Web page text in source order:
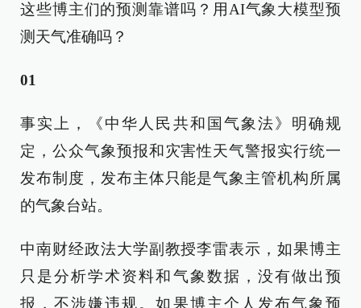
这些博主们的预测靠谱吗？用AI气象大模型预
测天气准确吗？
01
事实上，《中华人民共和国气象法》明确规
定，公众气象预报和灾害性天气警报实行统一
发布制度，发布主体只能是气象主管机构所属
的气象台站。
中南财经政法大学副教授李雷表示，如果博主
只是分析学术资料和气象数据，没有做出预
报，不涉嫌违规。如果博主个人发布气象预